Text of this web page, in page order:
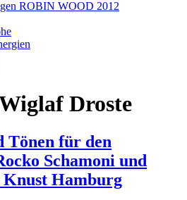
ROBIN WOOD 2012
Droste
Tönen für den
Schamoni und
Hamburg